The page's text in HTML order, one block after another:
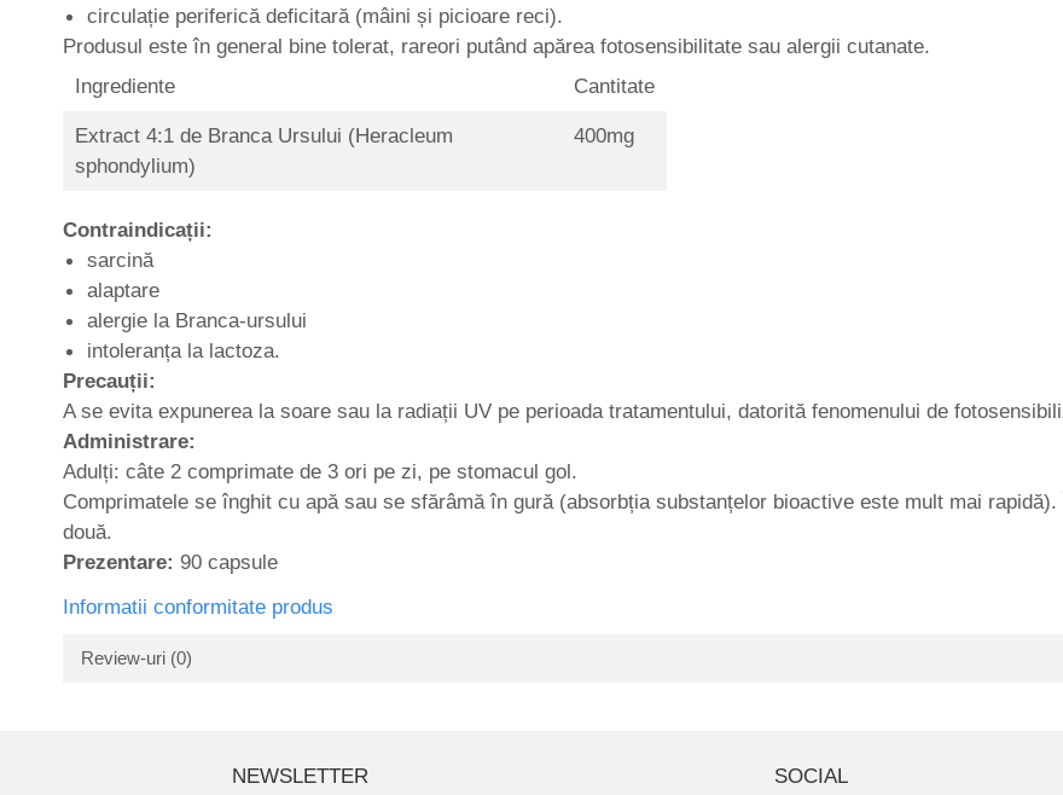
circulație periferică deficitară (mâini și picioare reci).
Produsul este în general bine tolerat, rareori putând apărea fotosensibilitate sau alergii cutanate.
Ingrediente
Cantitate
Extract 4:1 de Branca Ursului (Heracleum
sphondylium)
400mg
Contraindicații:
sarcină
alaptare
alergie la Branca-ursului
intoleranța la lactoza.
Precauții:
A se evita expunerea la soare sau la radiații UV pe perioada tratamentului, datorită fenomenului de
Administrare:
Adulți: câte 2 comprimate de 3 ori pe zi, pe stomacul gol.
Comprimatele se înghit cu apă sau se sfărâmă în gură (absorbția substanțelor bioactive este mult mai
două.
Prezentare: 90 capsule
Informatii conformitate produs
Review-uri (0)
NEWSLETTER SOCIAL